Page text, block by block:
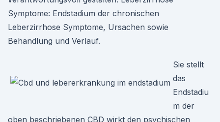
Symptome: Endstadium der chronischen
Leberzirrhose Symptome, Ursachen sowie
Behandlung und Verlauf.
Sie stellt
das
Endstadiu
m der
oben beschriebenen CBD wirkt den psychischen